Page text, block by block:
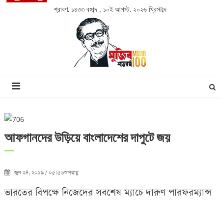
শ্রাবণ, ১৪৩৩ বঙ্গাব্দ . ১০ই আগস্ট, ২০২৬ খ্রিস্টাব্দ
আফগানদের উড়িয়ে বাংলাদেশের দাপুটে জয়
জুন ২৪, ২০১৯ / ০৫:৫৬অপরাহ্ণ
ভারতের বিপক্ষে নিজেদের সবশেষ ম্যাচে দারুণ পারফরম্যান্স